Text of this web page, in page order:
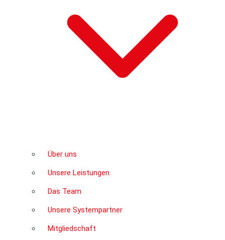
Über uns
Unsere Leistungen
Das Team
Unsere Systempartner
Mitgliedschaft